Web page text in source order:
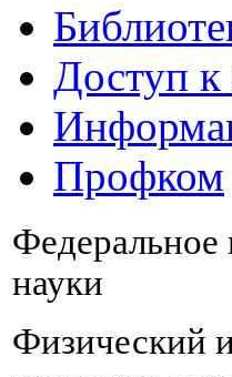
Доступ
Профком
Федеральное
науки
Физический